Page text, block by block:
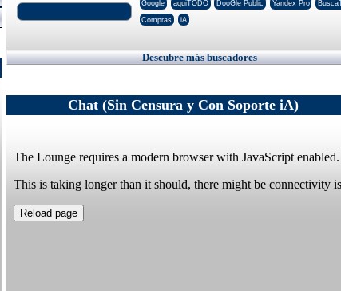
Descubre más buscadores
Chat (Sin Censura y Con Soporte iA)